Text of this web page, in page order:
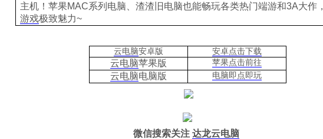
主机！苹果MAC系列电脑、 渣渣旧电脑也能畅玩各类热门端游和3A大作，
游戏极致魅力~
云电脑安卓版 安卓点击下载
云电脑苹果版 苹果点击前往
云电脑电脑版 电脑即点即玩
微信搜索关注 达龙云电脑